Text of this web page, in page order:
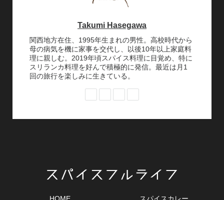
Takumi Hasegawa
関西地方在住、1995年生まれの男性。高校時代から
母の病気を機に家事を交代し、以後10年以上家庭料
理に親しむ。2019年頃スパイス料理に目覚め、特に
スリランカ料理を好んで積極的に発信。最近は月1
回の旅行を楽しみに生きている。